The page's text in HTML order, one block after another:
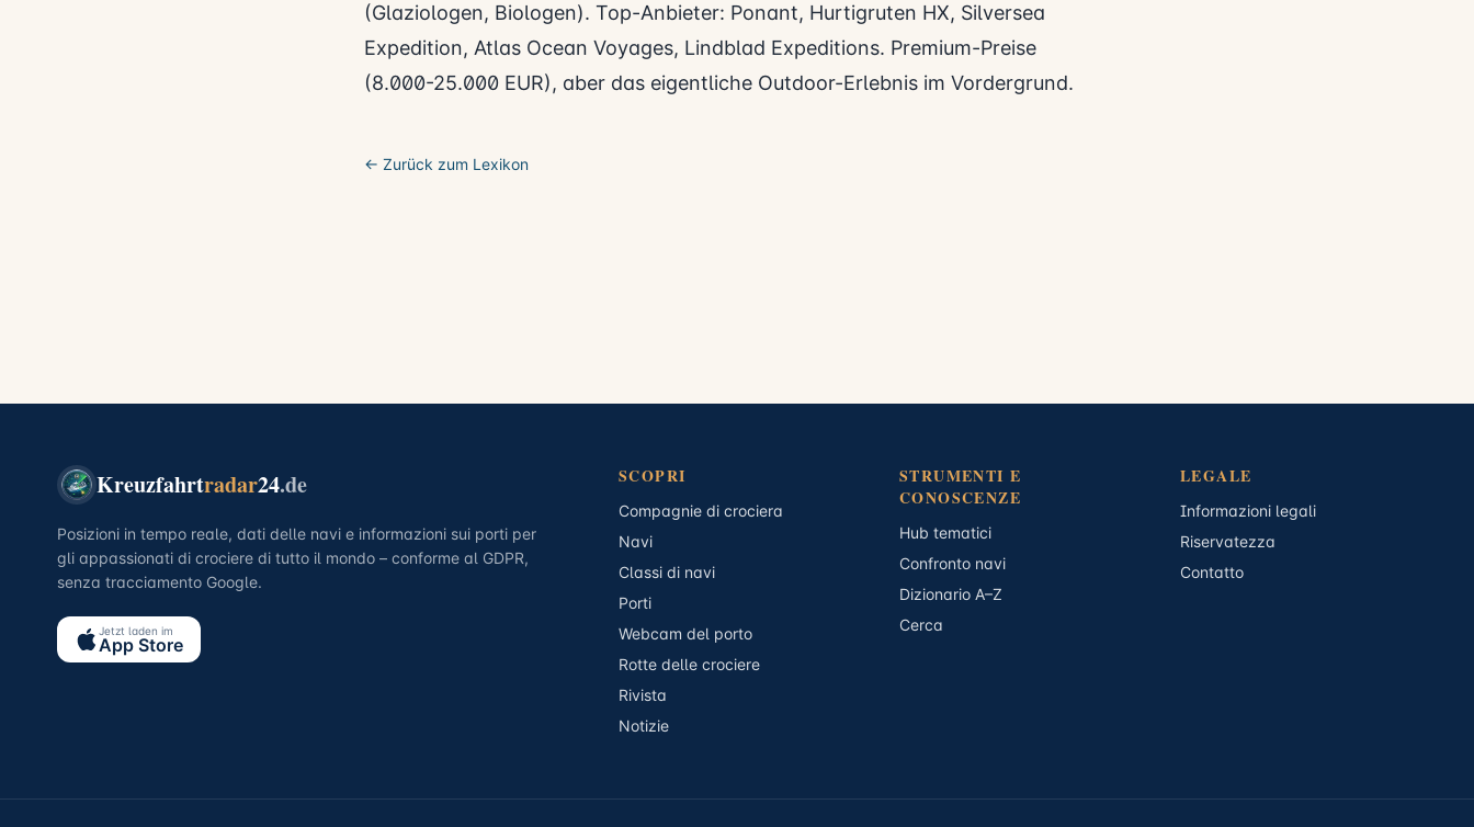
(Glaziologen, Biologen). Top-Anbieter: Ponant, Hurtigruten HX, Silversea
Expedition, Atlas Ocean Voyages, Lindblad Expeditions. Premium-Preise
(8.000-25.000 EUR), aber das eigentliche Outdoor-Erlebnis im Vordergrund.
← Zurück zum Lexikon
Kreuzfahrtradar24.de
Posizioni in tempo reale, dati delle navi e informazioni sui porti per
gli appassionati di crociere di tutto il mondo – conforme al GDPR,
senza tracciamento Google.
Jetzt laden im
App Store
SCOPRI
Compagnie di crociera
Navi
Classi di navi
Porti
Webcam del porto
Rotte delle crociere
Rivista
Notizie
STRUMENTI E
CONOSCENZE
Hub tematici
Confronto navi
Dizionario A–Z
Cerca
LEGALE
Informazioni legali
Riservatezza
Contatto